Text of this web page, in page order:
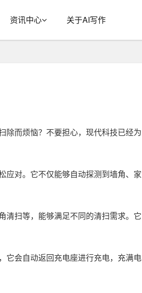
资讯中心 关于AI写作
除而烦恼？不要担心，现代科技已经为
应对。它不仅能够自动探测到墙角、家
清扫等，能够满足不同的清扫需求。它
它会自动返回充电座进行充电，充满电